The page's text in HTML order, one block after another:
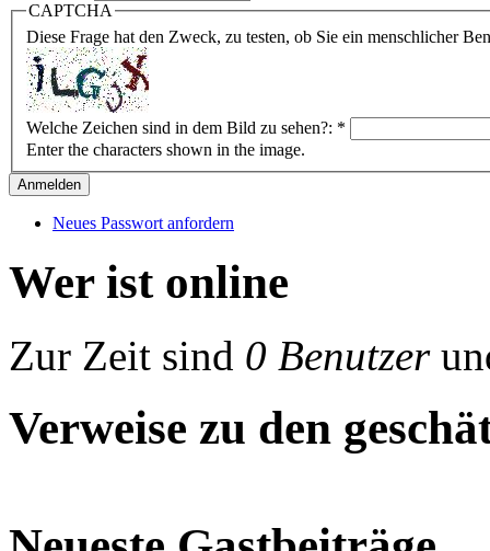
CAPTCHA
Diese Frage hat den Zweck, zu testen, ob Sie ein menschlicher
Welche Zeichen sind in dem Bild zu sehen?: *
Enter the characters shown in the image.
Neues Passwort anfordern
Wer ist online
Zur Zeit sind 0 Benutzer
Verweise zu den